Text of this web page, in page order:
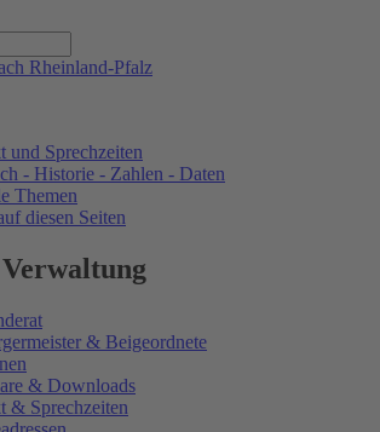
und Sprechzeiten
- Historie - Zahlen - Daten
Themen
diesen Seiten
& Beigeordnete
& Downloads
& Sprechzeiten